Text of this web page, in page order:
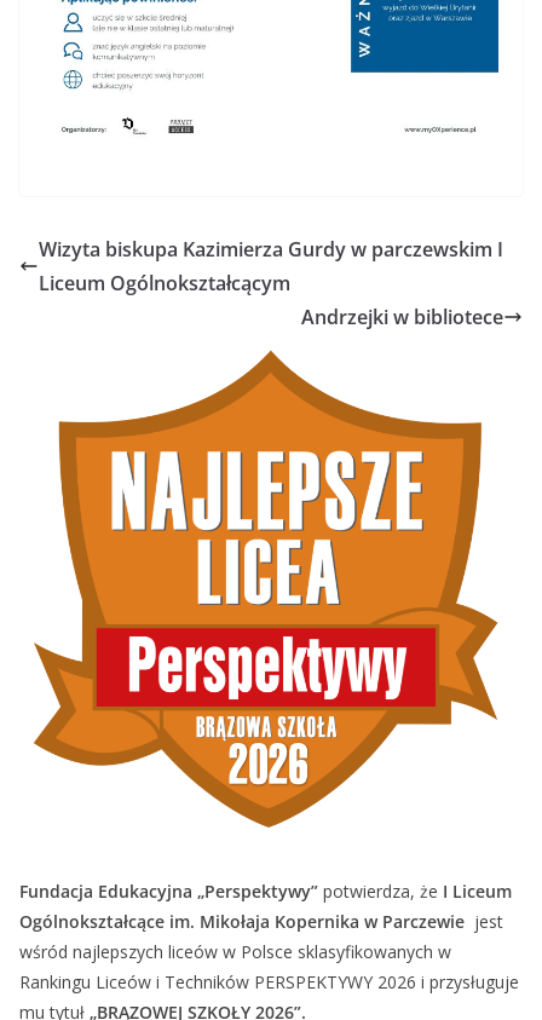
Wizyta biskupa Kazimierza Gurdy w parczewskim I
Liceum Ogólnokształcącym
Andrzejki w bibliotece
Fundacja Edukacyjna „Perspektywy” potwierdza, że I Liceum
Ogólnokształcące im. Mikołaja Kopernika w Parczewie jest
wśród najlepszych liceów w Polsce sklasyfikowanych w
Rankingu Liceów i Techników PERSPEKTYWY 2026 i przysługuje
mu tytuł „BRĄZOWEJ SZKOŁY 2026”.